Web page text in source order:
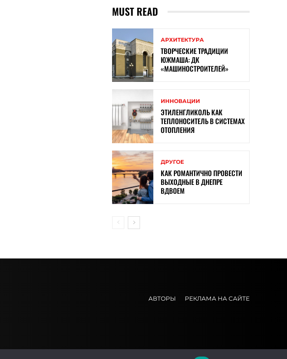
MUST READ
АРХИТЕКТУРА
ТВОРЧЕСКИЕ ТРАДИЦИИ
ЮЖМАША: ДК
«МАШИНОСТРОИТЕЛЕЙ»
ИННОВАЦИИ
ЭТИЛЕНГЛИКОЛЬ КАК
ТЕПЛОНОСИТЕЛЬ В СИСТЕМАХ
ОТОПЛЕНИЯ
ДРУГОЕ
КАК РОМАНТИЧНО ПРОВЕСТИ
ВЫХОДНЫЕ В ДНЕПРЕ
ВДВОЕМ
АВТОРЫ РЕКЛАМА НА САЙТЕ